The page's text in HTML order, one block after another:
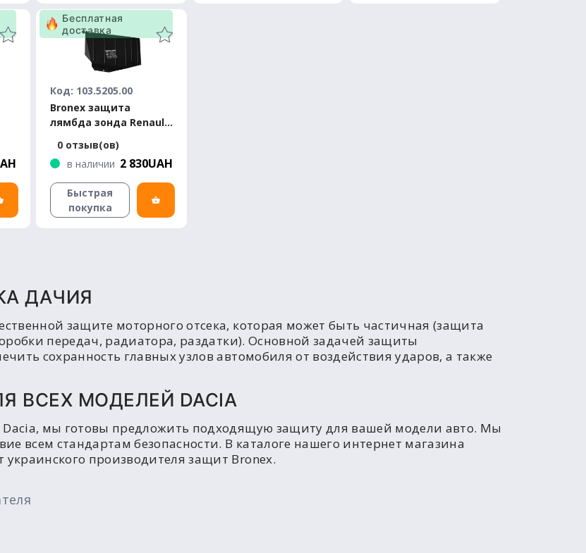
Код: 103.5205.00
Bronex защита
лямбда зонда Renault
Standard
0 отзыв(ов)
в наличии 2 830UAH
Бесплатная
доставка
Быстрая
покупка
ДАЧИЯ
защите моторного отсека, которая может быть частичная (защита
передач, радиатора, раздатки). Основной задачей защиты
сохранность главных узлов автомобиля от воздействия ударов, а также
ВСЕХ МОДЕЛЕЙ DACIA
мы готовы предложить подходящую защиту для вашей модели авто. Мы
всем стандартам безопасности. В каталоге нашего интернет магазина
производителя защит Bronex.